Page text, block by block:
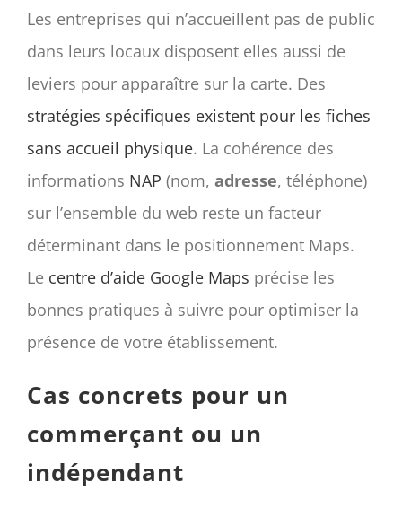
Les entreprises qui n’accueillent pas de public
dans leurs locaux disposent elles aussi de
leviers pour apparaître sur la carte. Des
stratégies spécifiques existent pour les fiches
sans accueil physique. La cohérence des
informations NAP (nom, adresse, téléphone)
sur l’ensemble du web reste un facteur
déterminant dans le positionnement Maps.
Le centre d’aide Google Maps précise les
bonnes pratiques à suivre pour optimiser la
présence de votre établissement.
Cas concrets pour un
commerçant ou un
indépendant